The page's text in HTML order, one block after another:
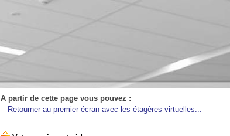
A partir de cette page vous pouvez :
Retourner au premier écran avec les étagères virtuelles...